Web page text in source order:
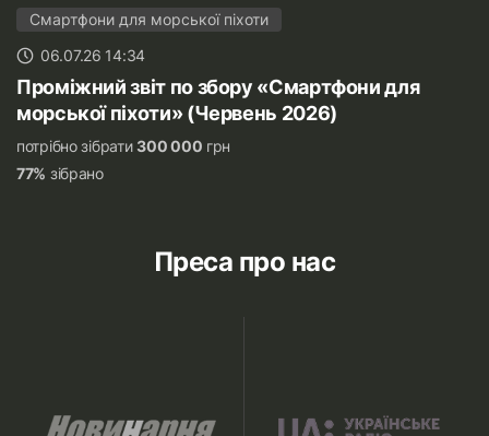
Смартфони для морської піхоти
06.07.26 14:34
Проміжний звіт по збору «Смартфони для
морської піхоти» (Червень 2026)
потрібно зібрати300 000 грн
77% зібрано
Преса про нас